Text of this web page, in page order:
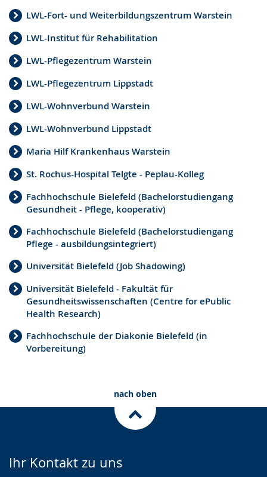
LWL-Fort- und Weiterbildungszentrum Warstein
LWL-Institut für Rehabilitation
LWL-Pflegezentrum Warstein
LWL-Pflegezentrum Lippstadt
LWL-Wohnverbund Warstein
LWL-Wohnverbund Lippstadt
Maria Hilf Krankenhaus Warstein
St. Rochus-Hospital Telgte - Peplau-Kolleg
Fachhochschule Bielefeld (Bachelorstudiengang
Gesundheit - Pflege, kooperativ)
Fachhochschule Bielefeld (Bachelorstudiengang
Pflege - ausbildungsintegriert)
Universität Bielefeld (Job Shadowing)
Universität Bielefeld - Fakultät für
Gesundheitswissenschaften (Centre for ePublic
Health Research)
Fachhochschule der Diakonie Bielefeld (in
Vorbereitung)
nach oben
Ihr Kontakt zu uns